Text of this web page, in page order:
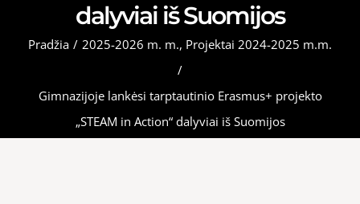
dalyviai iš Suomijos
Pradžia / 2025-2026 m. m., Projektai 2024-2025 m.m.
/
Gimnazijoje lankėsi tarptautinio Erasmus+ projekto
„STEAM in Action“ dalyviai iš Suomijos